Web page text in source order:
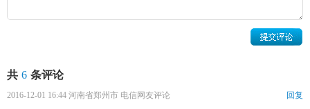
由北京电影学院本科表演系录取。
家中有一个姐姐。姐姐名叫古力加那提，比古力娜扎大5
岁，是一名空姐。
共 6 条评论
2016-12-01 16:44 河南省郑州市 电信网友评论 回复